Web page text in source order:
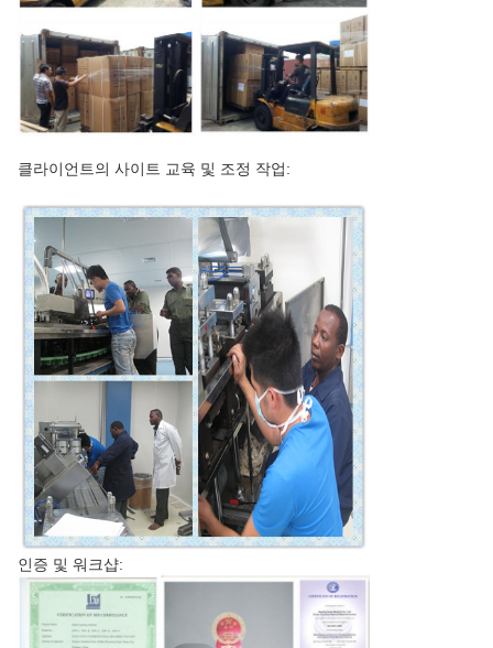
클라이언트의 사이트 교육 및 조정 작업:
인증 및 워크샵: